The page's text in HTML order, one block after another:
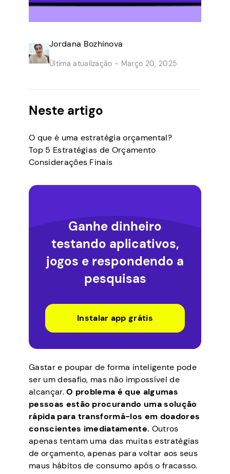
Jordana Bozhinova
Última atualização - Março 20, 2025
Neste artigo
O que é uma estratégia orçamental?
Top 5 Estratégias de Orçamento
Considerações Finais
Ganhe dinheiro
testando aplicativos,
jogos e respondendo a
pesquisas
Instalar app grátis
Gastar e poupar de forma inteligente pode
ser um desafio, mas não impossível de
alcançar.O problema é que algumas
pessoas estão procurando uma solução
rápida para transformá-los em doadores
conscientes imediatamente. Outros
apenas tentam uma das muitas estratégias
de orçamento, apenas para voltar aos seus
maus hábitos de consumo após o fracasso.